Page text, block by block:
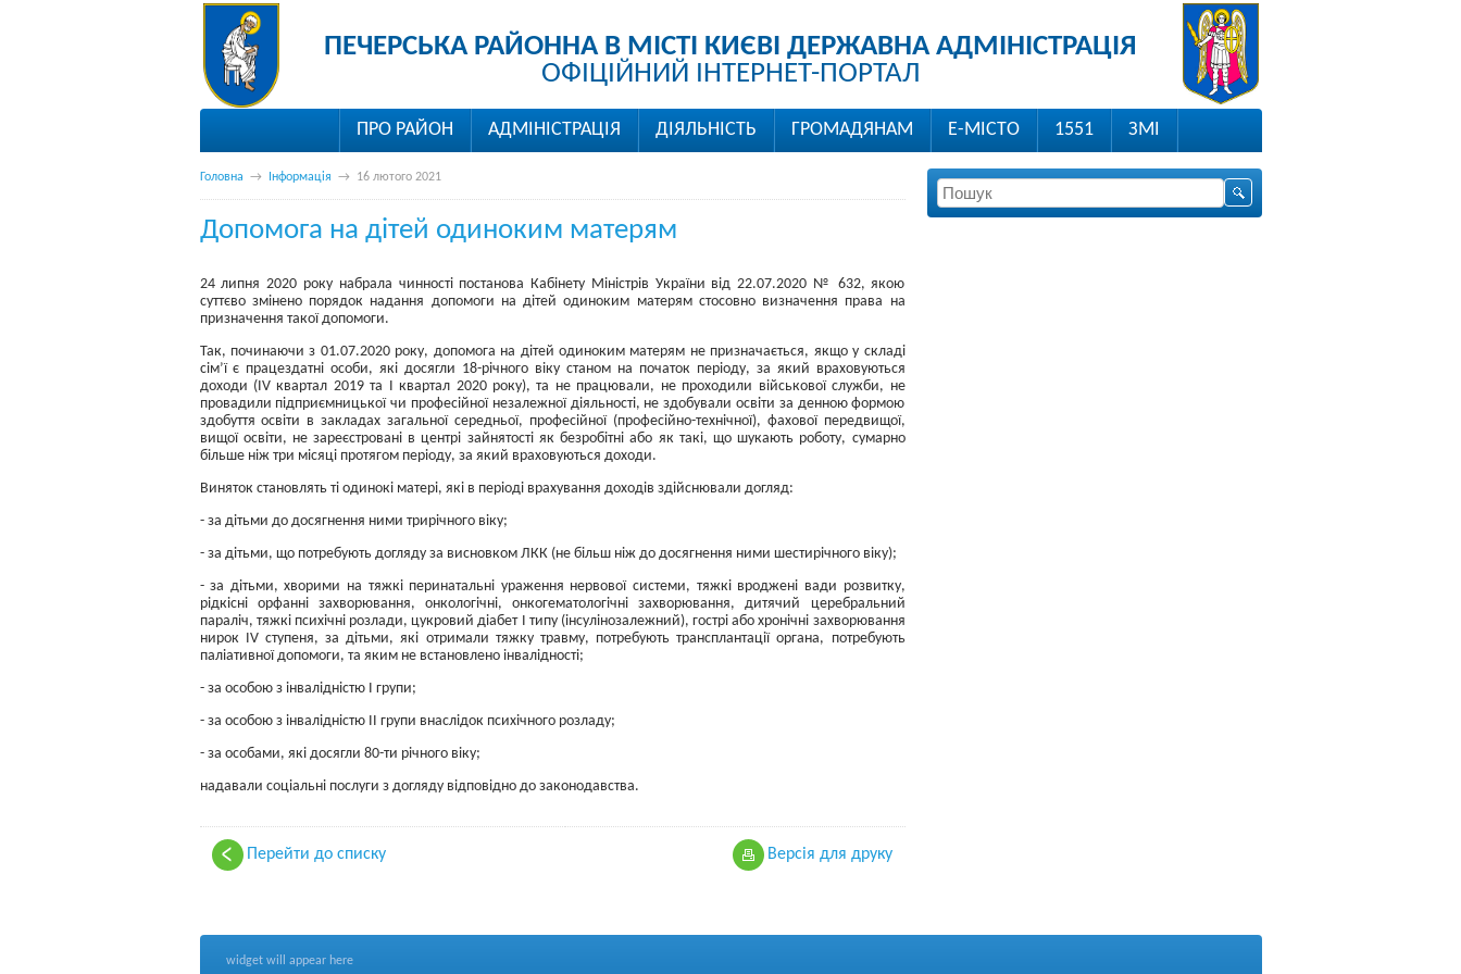
ПЕЧЕРСЬКА РАЙОННА В МІСТІ КИЄВІ ДЕРЖАВНА АДМІНІСТРАЦІЯ
ОФІЦІЙНИЙ ІНТЕРНЕТ-ПОРТАЛ
ПРО РАЙОН АДМІНІСТРАЦІЯ ДІЯЛЬНІСТЬ ГРОМАДЯНАМ Е-МІСТО 1551 ЗМІ
Головна → Інформація → 16 лютого 2021
Допомога на дітей одиноким матерям
24 липня 2020 року набрала чинності постанова Кабінету Міністрів України від 22.07.2020 № 632, якою
суттєво змінено порядок надання допомоги на дітей одиноким матерям стосовно визначення права на
призначення такої допомоги.
Так, починаючи з 01.07.2020 року, допомога на дітей одиноким матерям не призначається, якщо у складі
сім’ї є працездатні особи, які досягли 18-річного віку станом на початок періоду, за який враховуються
доходи (ІV квартал 2019 та І квартал 2020 року), та не працювали, не проходили військової служби, не
провадили підприємницької чи професійної незалежної діяльності, не здобували освіти за денною формою
здобуття освіти в закладах загальної середньої, професійної (професійно-технічної), фахової передвищої,
вищої освіти, не зареєстровані в центрі зайнятості як безробітні або як такі, що шукають роботу, сумарно
більше ніж три місяці протягом періоду, за який враховуються доходи.
Виняток становлять ті одинокі матері, які в періоді врахування доходів здійснювали догляд:
- за дітьми до досягнення ними трирічного віку;
- за дітьми, що потребують догляду за висновком ЛКК (не більш ніж до досягнення ними шестирічного віку);
- за дітьми, хворими на тяжкі перинатальні ураження нервової системи, тяжкі вроджені вади розвитку,
рідкісні орфанні захворювання, онкологічні, онкогематологічні захворювання, дитячий церебральний
параліч, тяжкі психічні розлади, цукровий діабет І типу (інсулінозалежний), гострі або хронічні захворювання
нирок IV ступеня, за дітьми, які отримали тяжку травму, потребують трансплантації органа, потребують
паліативної допомоги, та яким не встановлено інвалідності;
- за особою з інвалідністю І групи;
- за особою з інвалідністю ІІ групи внаслідок психічного розладу;
- за особами, які досягли 80-ти річного віку;
надавали соціальні послуги з догляду відповідно до законодавства.
Перейти до списку Версiя для друку
widget will appear here